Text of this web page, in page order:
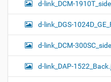
d-link_DCM-
d-link_DGS-
d-link_DCM-
d-link_DAP-